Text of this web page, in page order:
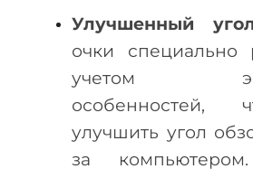
Улучшенный
очки специально
учетом
особенностей,
улучшить угол
за